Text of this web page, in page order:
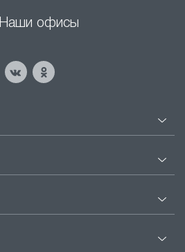
Наши офисы